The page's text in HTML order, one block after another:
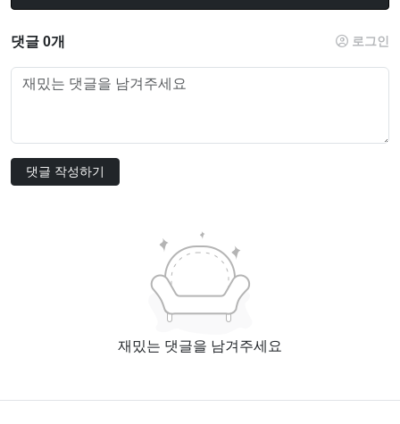
댓글 0개 로그인
댓글 작성하기
재밌는 댓글을 남겨주세요